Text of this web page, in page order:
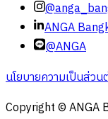
ANGA
@ANGA
นโยบายความเป็นส่ว
Copyright © ANGA